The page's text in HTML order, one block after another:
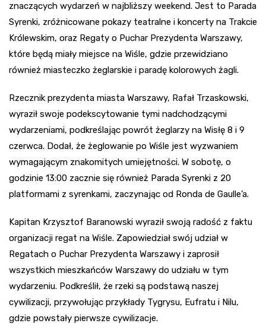
znaczących wydarzeń w najbliższy weekend. Jest to Parada
Syrenki, zróżnicowane pokazy teatralne i koncerty na Trakcie
Królewskim, oraz Regaty o Puchar Prezydenta Warszawy,
które będą miały miejsce na Wiśle, gdzie przewidziano
również miasteczko żeglarskie i paradę kolorowych żagli.
Rzecznik prezydenta miasta Warszawy, Rafał Trzaskowski,
wyraził swoje podekscytowanie tymi nadchodzącymi
wydarzeniami, podkreślając powrót żeglarzy na Wisłę 8 i 9
czerwca. Dodał, że żeglowanie po Wiśle jest wyzwaniem
wymagającym znakomitych umiejętności. W sobotę, o
godzinie 13:00 zacznie się również Parada Syrenki z 20
platformami z syrenkami, zaczynając od Ronda de Gaulle’a.
Kapitan Krzysztof Baranowski wyraził swoją radość z faktu
organizacji regat na Wiśle. Zapowiedział swój udział w
Regatach o Puchar Prezydenta Warszawy i zaprosił
wszystkich mieszkańców Warszawy do udziału w tym
wydarzeniu. Podkreślił, że rzeki są podstawą naszej
cywilizacji, przywołując przykłady Tygrysu, Eufratu i Nilu,
gdzie powstały pierwsze cywilizacje.